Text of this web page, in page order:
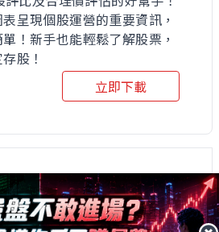
呈現個股運營的重要資訊，
！新手也能輕鬆了解股票，
股！
立即下載